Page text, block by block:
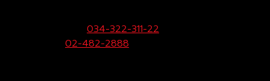
034-322-311-22
02-482-2888